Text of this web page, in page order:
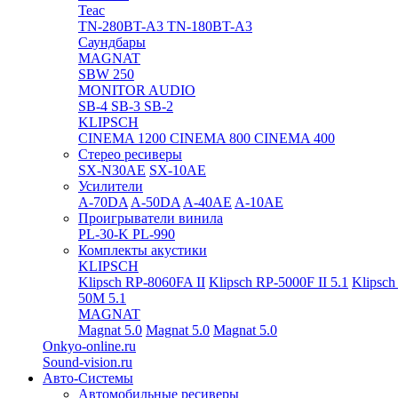
Teac
TN-280BT-A3 TN-180BT-A3
Саундбары
MAGNAT
SBW 250
MONITOR AUDIO
SB-4 SB-3 SB-2
KLIPSCH
CINEMA 1200 CINEMA 800 CINEMA 400
Стерео ресиверы
SX-N30AE SX-10AE
Усилители
A-70DA A-50DA A-40AE A-10AE
Проигрыватели винила
PL-30-K PL-990
Комплекты акустики
KLIPSCH
Klipsch RP-8060FA II Klipsch RP-5000F II 5.1 Klipsch
50M 5.1
MAGNAT
Magnat 5.0 Magnat 5.0 Magnat 5.0
Onkyo-online.ru
Sound-vision.ru
Авто-Системы
Автомобильные ресиверы